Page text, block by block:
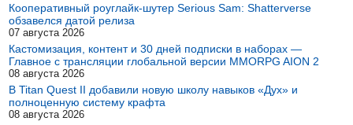
Кооперативный роуглайк-шутер Serious Sam: Shatterverse
обзавелся датой релиза
07 августа 2026
Кастомизация, контент и 30 дней подписки в наборах —
Главное с трансляции глобальной версии MMORPG AION 2
08 августа 2026
В Titan Quest II добавили новую школу навыков «Дух» и
полноценную систему крафта
08 августа 2026